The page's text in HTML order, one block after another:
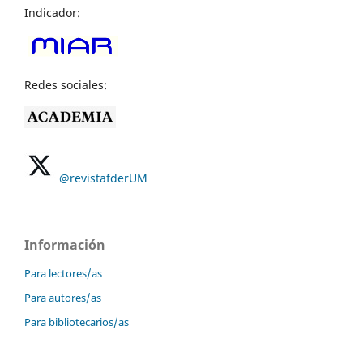
Indicador:
Redes sociales:
@revistafderUM
Información
Para lectores/as
Para autores/as
Para bibliotecarios/as